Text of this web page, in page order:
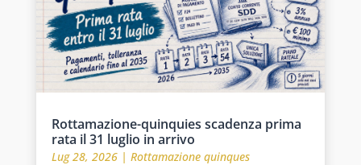
Rottamazione-quinquies scadenza prima
rata il 31 luglio in arrivo
Lug 28, 2026| Rottamazione quinques